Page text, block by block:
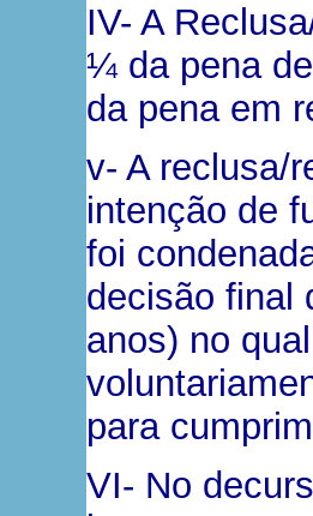
IV- A
¼ da pena
da pena em
v- A reclusa/
intenção de
foi
decisão final
anos) no
para
VI- No